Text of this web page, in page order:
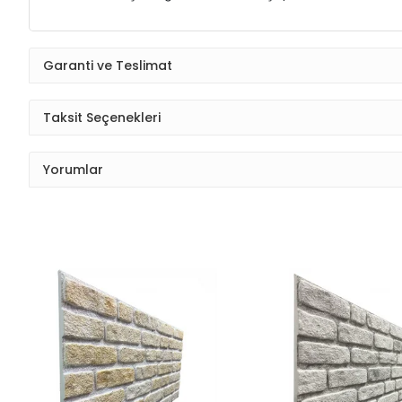
Garanti ve Teslimat
Taksit Seçenekleri
Yorumlar